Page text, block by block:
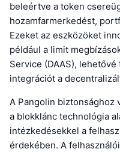
beleértve a token
hozamfarmerkedést,
Ezeket az eszközöket
például a limit
Service (DAAS),
integrációt a
A Pangolin biztonsághoz
a blokklánc technológia
intézkedésekkel a
érdekében. A